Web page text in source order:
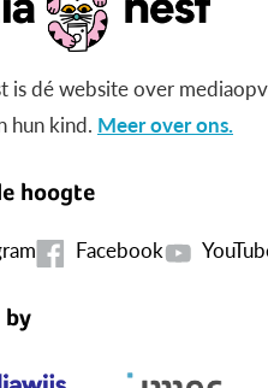
is dé website over
hun kind. Meer over ons.
hoogte
Facebook
by